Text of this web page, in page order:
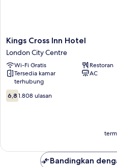
Kings
Cross
Inn
Hotel
London
City
Centre
Kings Cross Inn Hotel
London City Centre
Wi-Fi Gratis
Restoran
Tersedia kamar
terhubung
AC
6.8
dari
6,8 1.808 ulasan
Bandingkan